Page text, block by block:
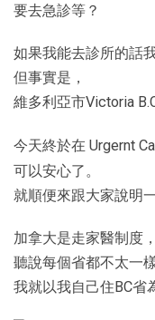
要去急診等？
如果我能去診所的話
但事實是，
維多利亞市Victoria
今天終於在 Urgernt
可以安心了。
就順便來跟大家說明
加拿大是走家醫制度，
聽說每個省都不太一樣
我就以我自己住BC省